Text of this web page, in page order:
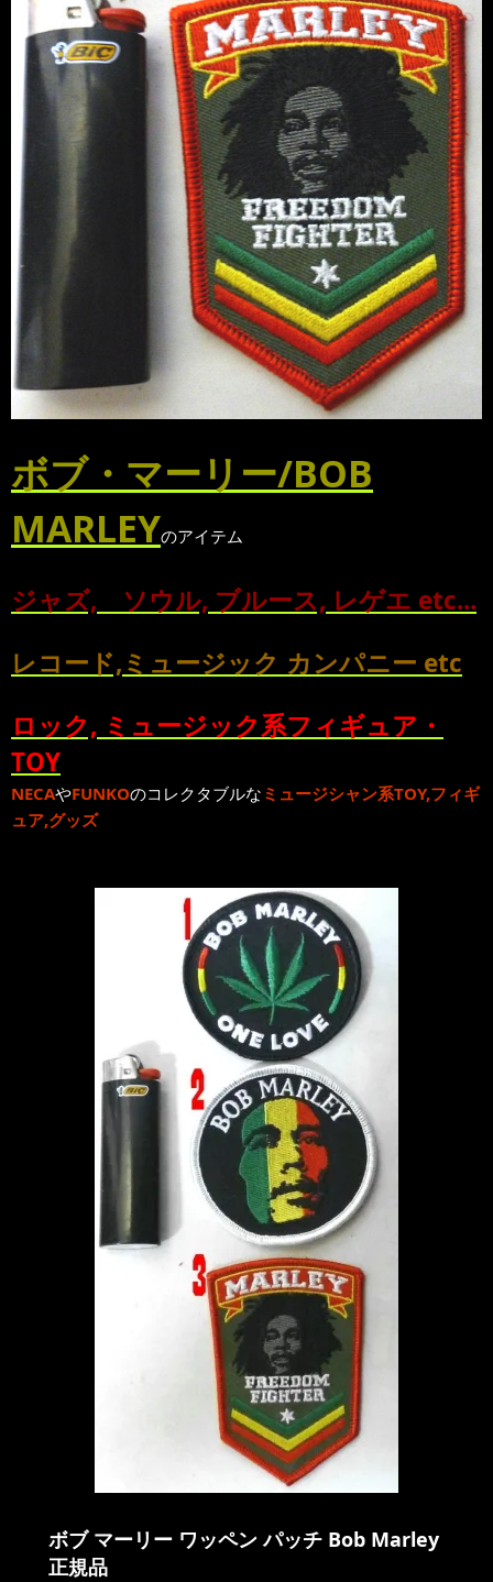
ボブ・マーリー/BOB
MARLEYのアイテム
ジャズ, ソウル, ブルース, レゲエ etc...
レコード,ミュージック カンパニー etc
ロック, ミュージック系フィギュア・
TOY
NECAやFUNKOのコレクタブルな ミュージシャン系TOY,フィギ
ュア,グッズ
ボブ マーリー ワッペン パッチ Bob Marley
正規品